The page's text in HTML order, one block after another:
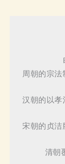
周朝的宗
汉朝的以
宋朝的贞
清朝